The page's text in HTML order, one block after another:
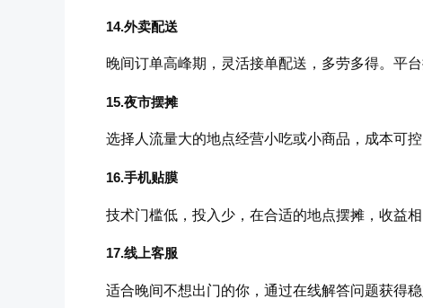
14.外卖配送
晚间订单高峰期，灵活接单配送，多劳多得。平
15.夜市摆摊
选择人流量大的地点经营小吃或小商品，成本可控
16.手机贴膜
技术门槛低，投入少，在合适的地点摆摊，收益相
17.线上客服
适合晚间不想出门的你，通过在线解答问题获得稳